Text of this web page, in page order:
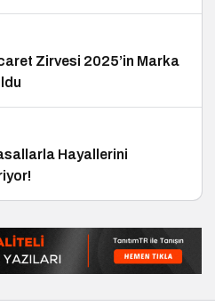
Zirvesi 2025’in Marka
Hayallerini